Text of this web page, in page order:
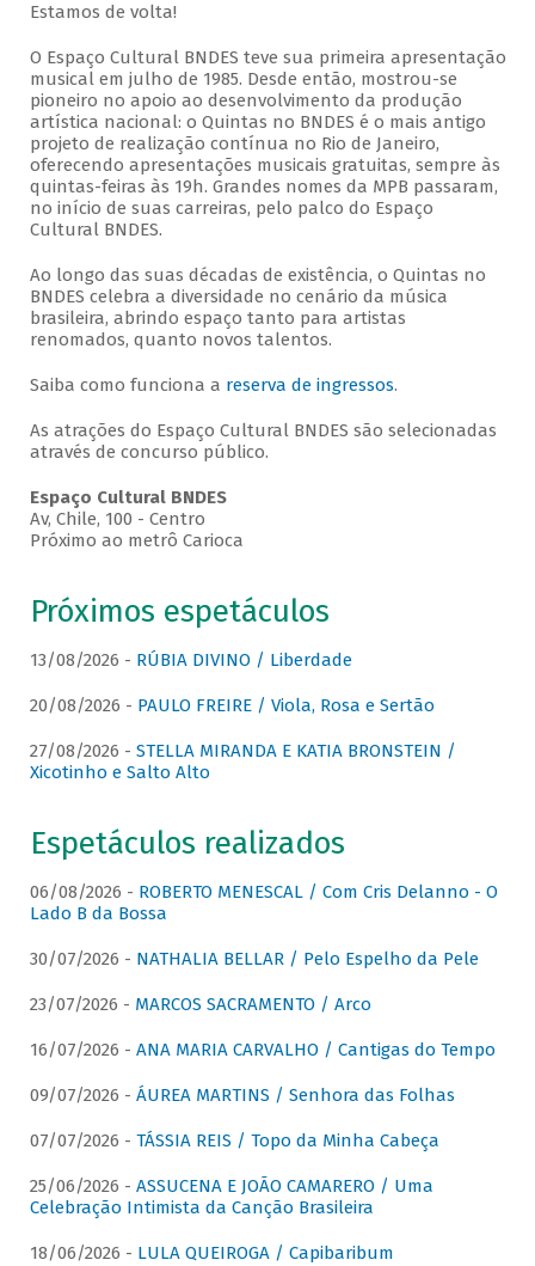
Estamos de volta!
O Espaço Cultural BNDES teve sua primeira apresentação
musical em julho de 1985. Desde então, mostrou-se
pioneiro no apoio ao desenvolvimento da produção
artística nacional: o Quintas no BNDES é o mais antigo
projeto de realização contínua no Rio de Janeiro,
oferecendo apresentações musicais gratuitas, sempre às
quintas-feiras às 19h. Grandes nomes da MPB passaram,
no início de suas carreiras, pelo palco do Espaço
Cultural BNDES.
Ao longo das suas décadas de existência, o Quintas no
BNDES celebra a diversidade no cenário da música
brasileira, abrindo espaço tanto para artistas
renomados, quanto novos talentos.
Saiba como funciona a reserva de ingressos.
As atrações do Espaço Cultural BNDES são selecionadas
através de concurso público.
Espaço Cultural BNDES
Av, Chile, 100 - Centro
Próximo ao metrô Carioca
Próximos espetáculos
13/08/2026 - RÚBIA DIVINO / Liberdade
20/08/2026 - PAULO FREIRE / Viola, Rosa e Sertão
27/08/2026 - STELLA MIRANDA E KATIA BRONSTEIN /
Xicotinho e Salto Alto
Espetáculos realizados
06/08/2026 - ROBERTO MENESCAL / Com Cris Delanno - O
Lado B da Bossa
30/07/2026 - NATHALIA BELLAR / Pelo Espelho da Pele
23/07/2026 - MARCOS SACRAMENTO / Arco
16/07/2026 - ANA MARIA CARVALHO / Cantigas do Tempo
09/07/2026 - ÁUREA MARTINS / Senhora das Folhas
07/07/2026 - TÁSSIA REIS / Topo da Minha Cabeça
25/06/2026 - ASSUCENA E JOÃO CAMARERO / Uma
Celebração Intimista da Canção Brasileira
18/06/2026 - LULA QUEIROGA / Capibaribum